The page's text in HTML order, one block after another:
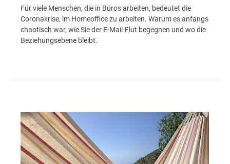
Für viele Menschen, die in Büros arbeiten, bedeutet die
Coronakrise, im Homeoffice zu arbeiten. Warum es anfangs
chaotisch war, wie Sie der E-Mail-Flut begegnen und wo die
Beziehungsebene bleibt.